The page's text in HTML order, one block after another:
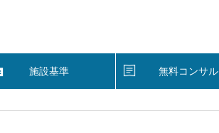
施設基準 無料コンサル